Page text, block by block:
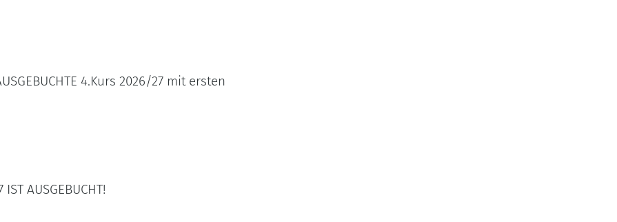
4.Kurs 2026/27 mit ersten
AUSGEBUCHT!